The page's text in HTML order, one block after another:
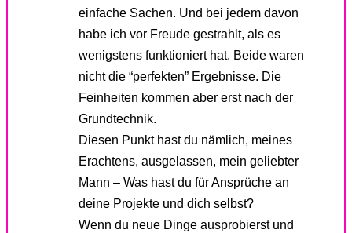
einfache Sachen. Und bei jedem davon
habe ich vor Freude gestrahlt, als es
wenigstens funktioniert hat. Beide waren
nicht die “perfekten” Ergebnisse. Die
Feinheiten kommen aber erst nach der
Grundtechnik.
Diesen Punkt hast du nämlich, meines
Erachtens, ausgelassen, mein geliebter
Mann – Was hast du für Ansprüche an
deine Projekte und dich selbst?
Wenn du neue Dinge ausprobierst und